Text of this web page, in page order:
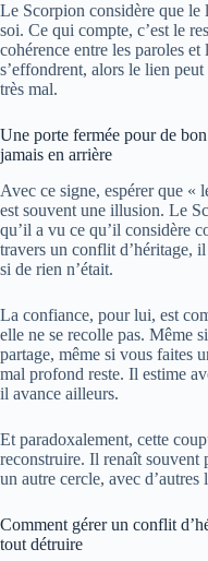
Le Scorpion considère que le
soi. Ce qui compte, c’est le
cohérence entre les paroles et
s’effondrent, alors le lien
très mal.
Une porte fermée pour de
jamais en arrière
Avec ce signe, espérer que «
est souvent une illusion. Le
qu’il a vu ce qu’il considère
travers un conflit d’héritage,
si de rien n’était.
La confiance, pour lui, est
elle ne se recolle pas. Même
partage, même si vous faites
mal profond reste. Il estime
il avance ailleurs.
Et paradoxalement, cette
reconstruire. Il renaît souvent
un autre cercle, avec
Comment gérer un conflit
tout détruire